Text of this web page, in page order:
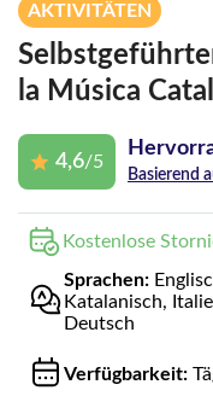
AKTIVITÄTEN
la Música
4,6/5
Basierend
Kostenlose
Sprachen:
Katalanisch,
Deutsch
Verfügbarkeit: